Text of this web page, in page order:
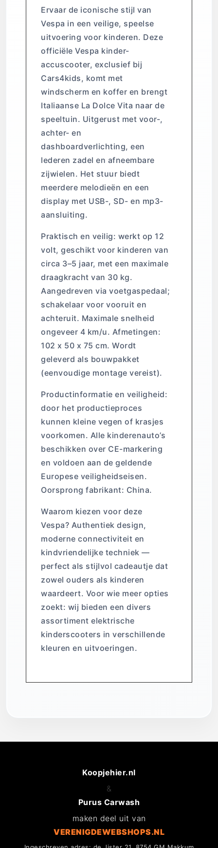
Ervaar de iconische stijl van
Vespa in een veilige, speelse
uitvoering voor kinderen. Deze
officiële Vespa kinder-
accuscooter, exclusief bij
Cars4kids, komt met
windscherm en koffer en brengt
Italiaanse La Dolce Vita naar de
speeltuin. Uitgerust met voor-,
achter- en
dashboardverlichting, een
lederen zadel en afneembare
zijwielen. Het stuur biedt
meerdere melodieën en een
display met USB-, SD- en mp3-
aansluiting.
Praktisch en veilig: werkt op 12
volt, geschikt voor kinderen van
circa 3–5 jaar, met een maximale
draagkracht van 30 kg.
Aangedreven via voetgaspedaal;
schakelaar voor vooruit en
achteruit. Maximale snelheid
ongeveer 4 km/u. Afmetingen:
102 x 50 x 75 cm. Wordt
geleverd als bouwpakket
(eenvoudige montage vereist).
Productinformatie en veiligheid:
door het productieproces
kunnen kleine vegen of krasjes
voorkomen. Alle kinderenauto’s
beschikken over CE-markering
en voldoen aan de geldende
Europese veiligheidseisen.
Oorsprong fabrikant: China.
Waarom kiezen voor deze
Vespa? Authentiek design,
moderne connectiviteit en
kindvriendelijke techniek —
perfect als stijlvol cadeautje dat
zowel ouders als kinderen
waardeert. Voor wie meer opties
zoekt: wij bieden een divers
assortiment elektrische
kinderscooters in verschillende
kleuren en uitvoeringen.
Koopjehier.nl
&
Purus Carwash
maken deel uit van
VERENIGDEWEBSHOPS.NL